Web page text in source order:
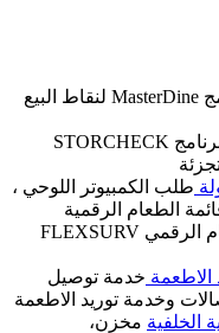
برنامج MasterDine لنقاط البيع
برنامج STORCHECK
طلب الكمبيوتر اللوحي ،
الطعام الرقمية
نظام الرقمي FLEXSURV
الاطعمة خدمة توصيل
وخدمة توريد الاطعمة
الخلفية مخزن،